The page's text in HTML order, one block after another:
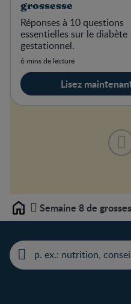
grossesse
Réponses à 10 questions
essentielles sur le diabète
gestationnel.
6 mins de lecture
Lisez
Home Semaine 8 de